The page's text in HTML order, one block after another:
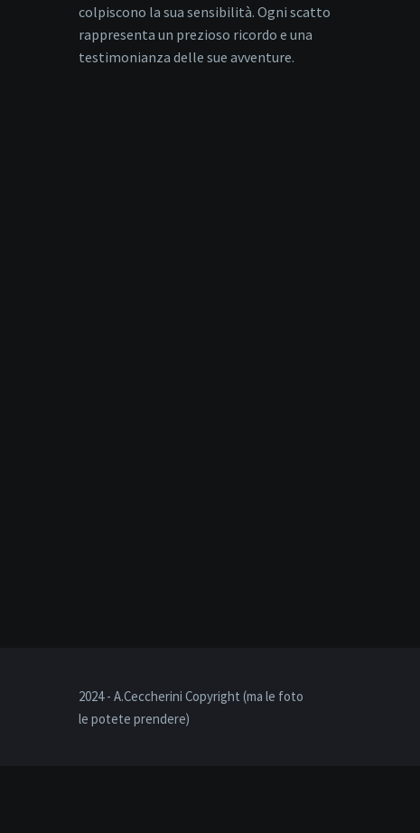
colpiscono la sua sensibilità. Ogni scatto
rappresenta un prezioso ricordo e una
testimonianza delle sue avventure.
2024 - A.Ceccherini Copyright (ma le foto
le potete prendere)